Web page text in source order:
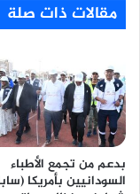
مقالات ذات صلة
بدعم من تجمع الأطباء
السودانيين بأمريكا